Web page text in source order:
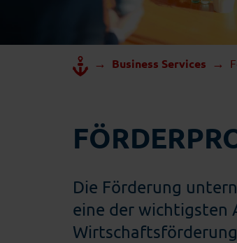
→ Business Services →
Die Förderung
eine der wichtigsten